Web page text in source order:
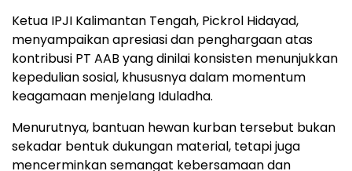
Ketua IPJI Kalimantan Tengah, Pickrol Hidayad,
menyampaikan apresiasi dan penghargaan atas
kontribusi PT AAB yang dinilai konsisten menunjukkan
kepedulian sosial, khususnya dalam momentum
keagamaan menjelang Iduladha.
Menurutnya, bantuan hewan kurban tersebut bukan
sekadar bentuk dukungan material, tetapi juga
mencerminkan semangat kebersamaan dan